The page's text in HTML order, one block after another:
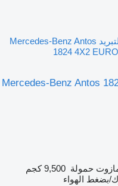
شاحنة التبريد Mercedes-Benz Antos
1824 4X2
Mercedes-Benz Antos
حمولة 9,500 كجم
بضغط الهواء